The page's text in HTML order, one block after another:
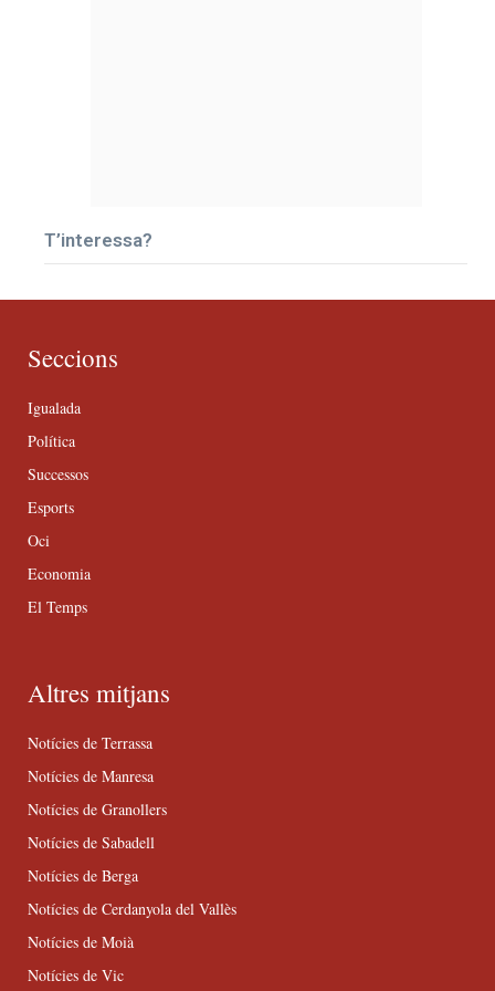
T’interessa?
Seccions
Igualada
Política
Successos
Esports
Oci
Economia
El Temps
Altres mitjans
Notícies de Terrassa
Notícies de Manresa
Notícies de Granollers
Notícies de Sabadell
Notícies de Berga
Notícies de Cerdanyola del Vallès
Notícies de Moià
Notícies de Vic